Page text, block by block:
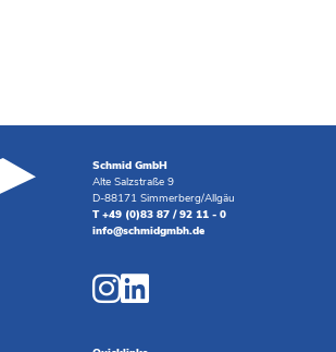
Schmid GmbH
Alte Salzstraße 9
D-88171 Simmerberg/Allgäu
T +49 (0)83 87 / 92 11 - 0
info@schmidgmbh.de